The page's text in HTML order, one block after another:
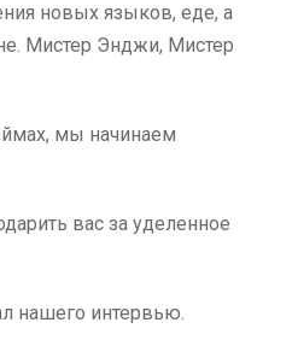
новых языков, еде, а
Мистер Энджи, Мистер
мы начинаем
вас за уделенное
нашего интервью.